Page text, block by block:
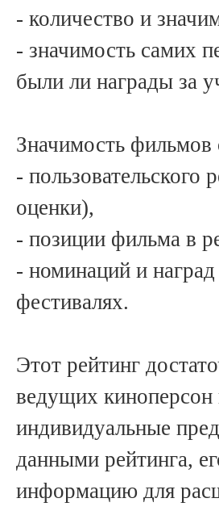
- количество и
- значимость самих
были ли награды за
Значимость фильмов
- пользовательского
оценки),
- позиции фильма в
- номинаций и
фестивалях.
Этот рейтинг
ведущих
индивидуальные
данными рейтинга,
информацию для